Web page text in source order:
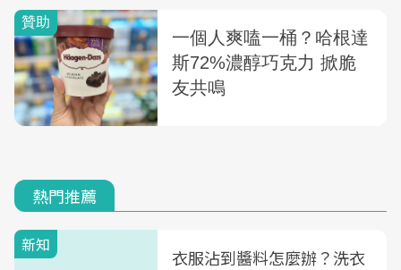
熱門推薦
新知
衣服沾到醬料怎麼辦？洗衣